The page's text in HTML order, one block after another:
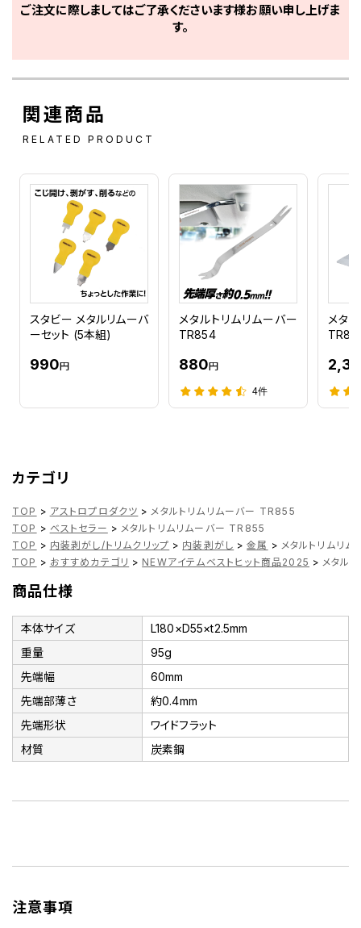
ご注文に際しましてはご了承くださいます様お願い申し上げま
す。
関連商品
RELATED PRODUCT
スタビー メタルリムーバ
ーセット (5本組)
990円
メタルトリムリムーバー
TR854
880円
4件
メタ
カテゴリ
TOP > アストロプロダクツ > メタルトリムリムーバー TR855
TOP > ベストセラー > メタルトリムリムーバー TR855
TOP > 内装剥がし/トリムクリップ > 内装剥がし > 金属 > メタルトリムリ
TOP > おすすめカテゴリ > NEWアイテムベストヒット商品2025 > メタル
商品仕様
本体サイズ
L180×D55×t2.5mm
重量
95g
先端幅
60mm
先端部薄さ
約0.4mm
先端形状
ワイドフラット
材質
炭素鋼
注意事項